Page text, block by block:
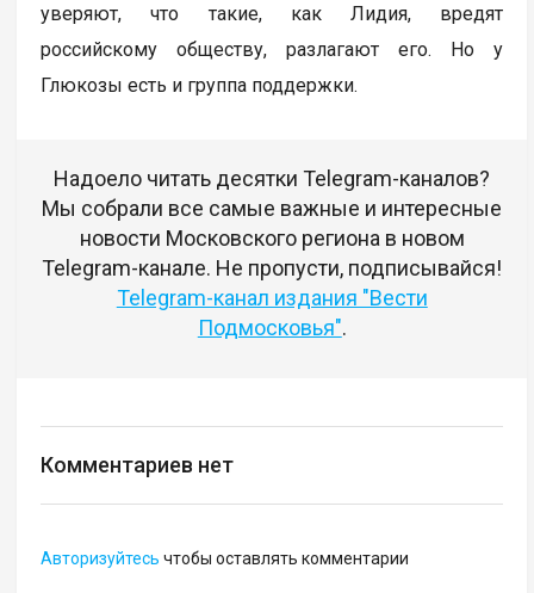
уверяют, что такие, как Лидия, вредят
российскому обществу, разлагают его. Но у
Глюкозы есть и группа поддержки.
Надоело читать десятки Telegram-каналов?
Мы собрали все самые важные и интересные
новости Московского региона в новом
Telegram-канале. Не пропусти, подписывайся!
Telegram-канал издания "Вести
Подмосковья".
Комментариев нет
Авторизуйтесь чтобы оставлять комментарии